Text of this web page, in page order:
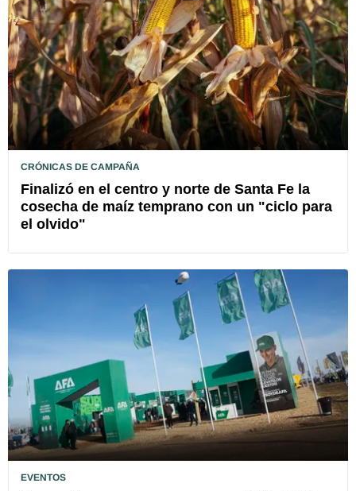
CRÓNICAS DE CAMPAÑA
Finalizó en el centro y norte de Santa Fe la
cosecha de maíz temprano con un "ciclo para
el olvido"
EVENTOS